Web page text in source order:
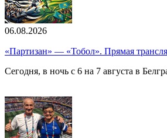
06.08.2026
«Партизан» — «Тобол». Прямая
Сегодня, в ночь с 6 на 7 августа в